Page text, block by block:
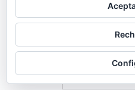
Carlo
Comprar